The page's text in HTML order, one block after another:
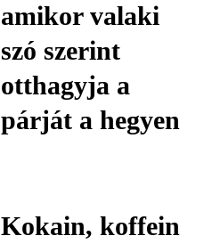
amikor valaki
szó szerint
otthagyja a
párját a hegyen
Kokain, koffein